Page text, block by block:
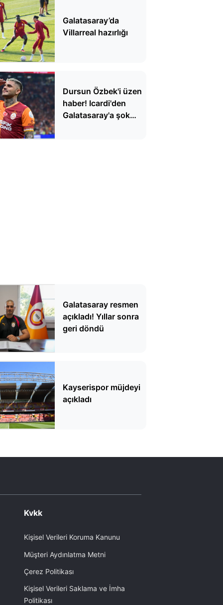
Galatasaray’da
Villarreal hazırlığı
Dursun Özbek'i üzen
haber! Icardi'den
Galatasaray'a şok
Galatasaray resmen
açıkladı! Yıllar sonra
geri döndü
Kayserispor müjdeyi
açıkladı
Kvkk
Kişisel Verileri Koruma Kanunu
Müşteri Aydınlatma Metni
Çerez Politikası
Kişisel Verileri Saklama ve İmha
Politikası